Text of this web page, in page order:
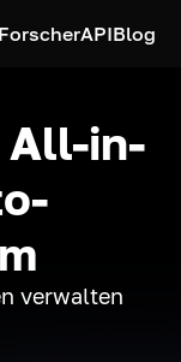
ForscherAPIBlog
All-in-
verwalten